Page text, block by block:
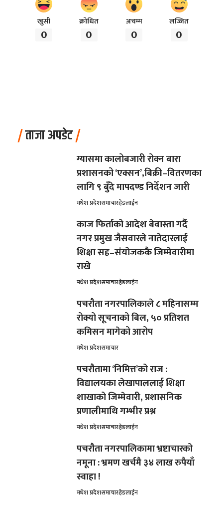
खुसी
0
क्रोधित
0
अचम्म
0
लज्जित
0
ताजा अपडेट
ग्यासमा कालोबजारी रोक्न बारा
प्रशासनको ‘एक्सन’,बिक्री–वितरणका
लागि ९ बुँदे मापदण्ड निर्देशन जारी
मधेश प्रदेशसमाचारहेडलाईन
काज फिर्ताको आदेश बेवास्ता गर्दै
नगर प्रमुख जैसवारले नातेदारलाई
शिक्षा सह–संयोजककै जिम्मेवारीमा
राखे
मधेश प्रदेशसमाचारहेडलाईन
पचरौता नगरपालिकाले ८ महिनासम्म
रोक्यो सूचनाको बिल, ५० प्रतिशत
कमिसन मागेको आरोप
मधेश प्रदेशसमाचार
पचरौतामा ‘निमित्त’को राज :
विद्यालयका लेखापाललाई शिक्षा
शाखाको जिम्मेवारी, प्रशासनिक
प्रणालीमाथि गम्भीर प्रश्न
मधेश प्रदेशसमाचारहेडलाईन
पचरौता नगरपालिकामा भ्रष्टाचारको
नमूना : भ्रमण खर्चमै ३४ लाख रुपैयाँ
स्वाहा !
मधेश प्रदेशसमाचारहेडलाईन